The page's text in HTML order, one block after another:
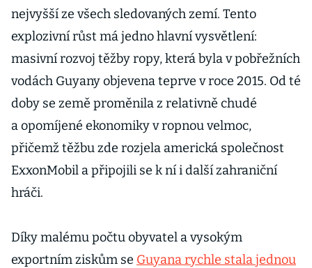
nejvyšší ze všech sledovaných zemí. Tento
explozivní růst má jedno hlavní vysvětlení:
masivní rozvoj těžby ropy, která byla v pobřežních
vodách Guyany objevena teprve v roce 2015. Od té
doby se země proměnila z relativně chudé
a opomíjené ekonomiky v ropnou velmoc,
přičemž těžbu zde rozjela americká společnost
ExxonMobil a připojili se k ní i další zahraniční
hráči.
Díky malému počtu obyvatel a vysokým
exportním ziskům se Guyana rychle stala jednou